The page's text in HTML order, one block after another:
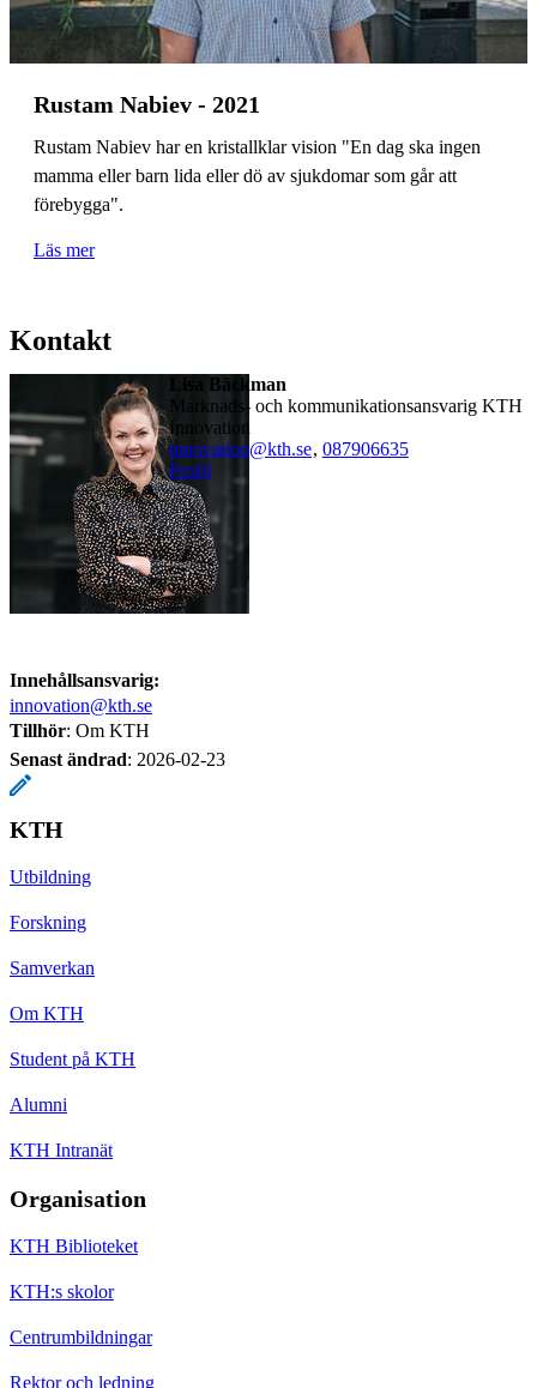
Rustam Nabiev - 2021
Rustam Nabiev har en kristallklar vision "En dag ska ingen
mamma eller barn lida eller dö av sjukdomar som går att
förebygga".
Läs mer
Kontakt
Lisa Bäckman
Marknads- och kommunikationsansvarig KTH
Innovation
innovation@kth.se, 087906635
Profil
Innehållsansvarig:
innovation@kth.se
Tillhör: Om KTH
Senast ändrad: 2026-02-23
KTH
Utbildning
Forskning
Samverkan
Om KTH
Student på KTH
Alumni
KTH Intranät
Organisation
KTH Biblioteket
KTH:s skolor
Centrumbildningar
Rektor och ledning